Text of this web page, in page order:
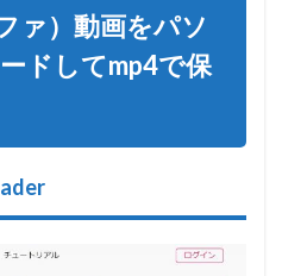
ァ）動画をパソ
ドしてmp4で保